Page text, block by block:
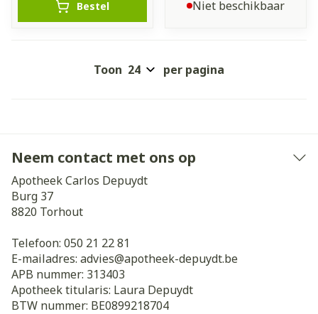
Bestel Niet beschikbaar
Toon per pagina
Neem contact met ons op
Apotheek Carlos Depuydt
Burg 37
8820 Torhout
Telefoon: 050 21 22 81
E-mailadres: advies@apotheek-depuydt.be
APB nummer: 313403
Apotheek titularis: Laura Depuydt
BTW nummer: BE0899218704